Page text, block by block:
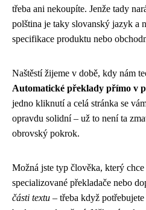
třeba ani nekoupíte. Jenže tady
polština je taky slovanský jazyk a
specifikace produktu nebo
Naštěstí žijeme v době, kdy nám
Automatické překlady přímo v
jedno kliknutí a celá stránka se
opravdu solidní – už to není ta
obrovský pokrok.
Možná jste typ člověka, který
specializované překladače nebo
části textu – třeba když